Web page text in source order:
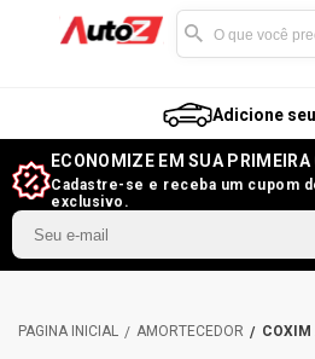
Adicione
ECONOMIZE EM SUA
Cadastre-se e receba um cupom
exclusivo.
AMORTECEDOR COXIM